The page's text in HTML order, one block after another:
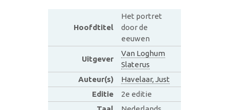
Hoofdtitel
Het portret
door de
eeuwen
Uitgever
Van Loghum
Slaterus
Auteur(s)
Havelaar, Just
Editie
2e editie